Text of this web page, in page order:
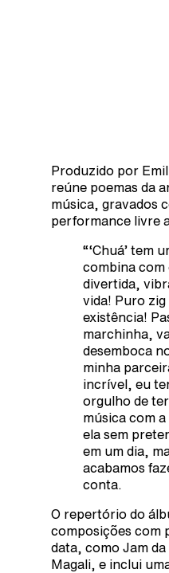
Produzido por
reúne poemas da
música, gravados
performance livre
“‘Chuá’ tem
combina com
divertida,
vida! Puro zig
existência!
marchinha,
desemboca
minha
incrível, eu
orgulho de
música com
ela sem
em um dia,
acabamos
conta.
O repertório do
composições com
data, como Jam da
Magali, e inclui